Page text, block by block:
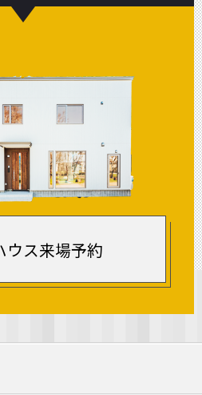
ウス来場予約